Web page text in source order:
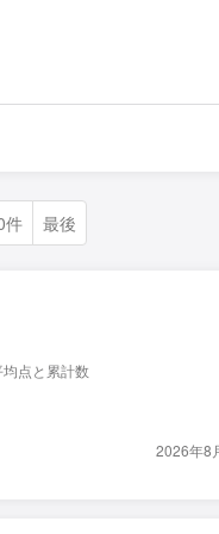
件 最後
点と累計数
2026年8